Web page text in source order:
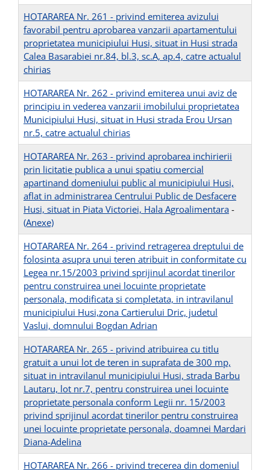
HOTARAREA Nr. 261 - privind emiterea avizului
favorabil pentru aprobarea vanzarii apartamentului
proprietatea municipiului Husi, situat in Husi strada
Calea Basarabiei nr.84, bl.3, sc.A, ap.4, catre actualul
chirias
HOTARAREA Nr. 262 - privind emiterea unui aviz de
principiu in vederea vanzarii imobilului proprietatea
Municipiului Husi, situat in Husi strada Erou Ursan
nr.5, catre actualul chirias
HOTARAREA Nr. 263 - privind aprobarea inchirierii
prin licitatie publica a unui spatiu comercial
apartinand domeniului public al municipiului Husi,
aflat in administrarea Centrului Public de Desfacere
Husi, situat in Piata Victoriei, Hala Agroalimentara -
(Anexe)
HOTARAREA Nr. 264 - privind retragerea dreptului de
folosinta asupra unui teren atribuit in conformitate cu
Legea nr.15/2003 privind sprijinul acordat tinerilor
pentru construirea unei locuinte proprietate
personala, modificata si completata, in intravilanul
municipiului Husi,zona Cartierului Dric, judetul
Vaslui, domnului Bogdan Adrian
HOTARAREA Nr. 265 - privind atribuirea cu titlu
gratuit a unui lot de teren in suprafata de 300 mp,
situat in intravilanul municipiului Husi, strada Barbu
Lautaru, lot nr.7, pentru construirea unei locuinte
proprietate personala conform Legii nr. 15/2003
privind sprijinul acordat tinerilor pentru construirea
unei locuinte proprietate personala, doamnei Mardari
Diana-Adelina
HOTARAREA Nr. 266 - privind trecerea din domeniul